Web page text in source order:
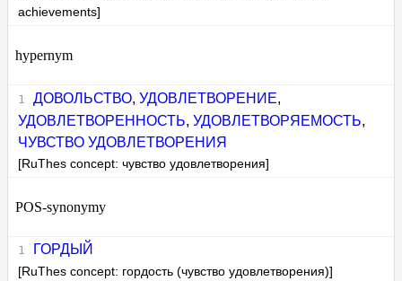
achievements]
hypernym
ДОВОЛЬСТВО, УДОВЛЕТВОРЕНИЕ,
УДОВЛЕТВОРЕННОСТЬ,УДОВЛЕТВОРЯЕМОСТЬ,
ЧУВСТВО УДОВЛЕТВОРЕНИЯ
[RuThes concept: чувство удовлетворения]
POS-synonymy
ГОРДЫЙ
[RuThes concept: гордость (чувство удовлетворения)]